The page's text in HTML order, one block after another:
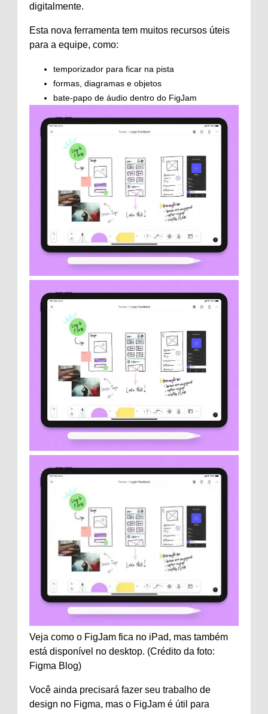
digitalmente.
Esta nova ferramenta tem muitos recursos úteis
para a equipe, como:
temporizador para ficar na pista
formas, diagramas e objetos
bate-papo de áudio dentro do FigJam
Veja como o FigJam fica no iPad, mas também
está disponível no desktop. (Crédito da foto:
Figma Blog)
Você ainda precisará fazer seu trabalho de
design no Figma, mas o FigJam é útil para